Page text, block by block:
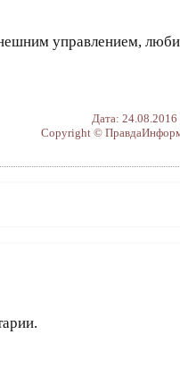
управлением,
Дата:
Copyright ©